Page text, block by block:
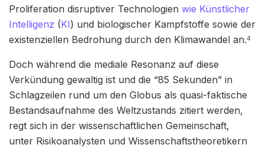
Proliferation disruptiver Technologien wie Künstlicher
Intelligenz (KI) und biologischer Kampfstoffe sowie der
existenziellen Bedrohung durch den Klimawandel an.4
Doch während die mediale Resonanz auf diese
Verkündung gewaltig ist und die “85 Sekunden” in
Schlagzeilen rund um den Globus als quasi-faktische
Bestandsaufnahme des Weltzustands zitiert werden,
regt sich in der wissenschaftlichen Gemeinschaft,
unter Risikoanalysten und Wissenschaftstheoretikern